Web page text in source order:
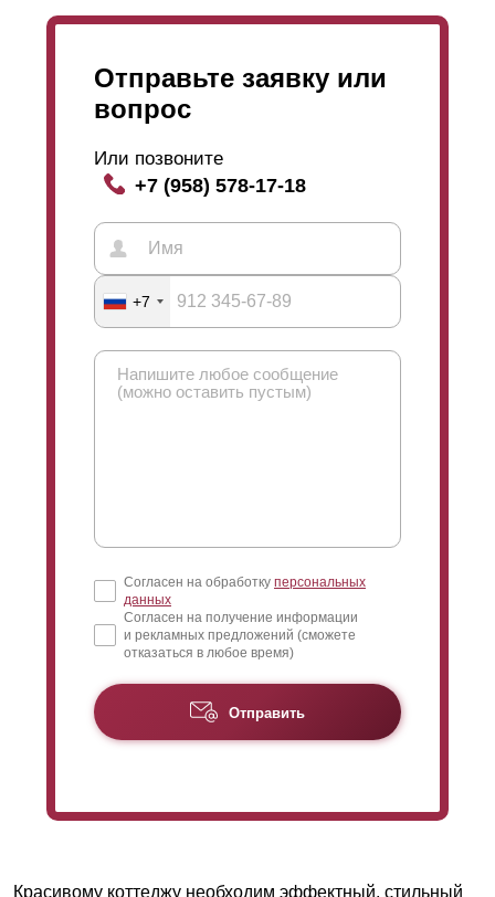
Отправьте заявку или
вопрос
Или позвоните
+7 (958) 578-17-18
+7
Согласен на обработку персональных
данных
Согласен на получение информации
и рекламных предложений (сможете
отказаться в любое время)
Отправить
Красивому коттеджу необходим эффектный, стильный